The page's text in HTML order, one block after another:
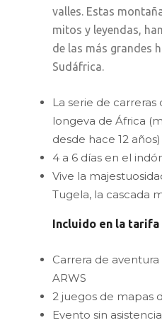
valles. Estas
mitos y leyendas,
de las más grandes
Sudáfrica.
La serie de
longeva de África
desde hace 12 años)
4 a 6 días en el
Vive la
Tugela, la cascada
Incluido en la tarifa
Carrera de
ARWS
2 juegos de mapas
Evento sin